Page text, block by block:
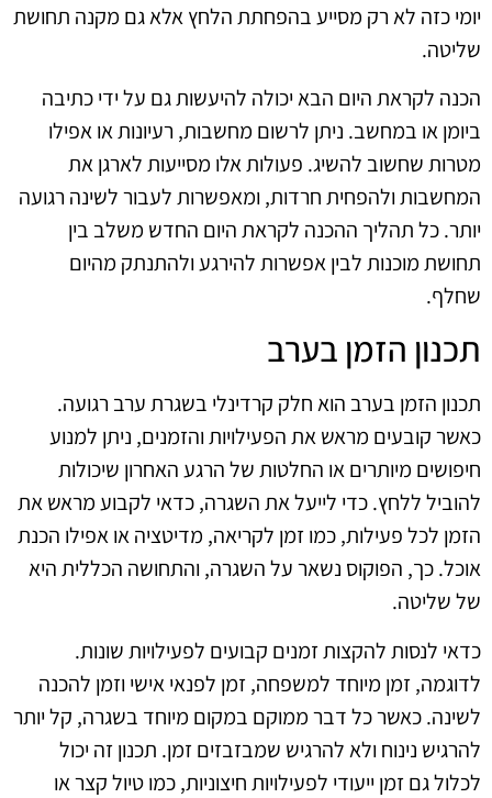
יומי כזה לא רק מסייע בהפחתת הלחץ אלא גם מקנה תחושת
שליטה.
הכנה לקראת היום הבא יכולה להיעשות גם על ידי כתיבה
ביומן או במחשב. ניתן לרשום מחשבות, רעיונות או אפילו
מטרות שחשוב להשיג. פעולות אלו מסייעות לארגן את
המחשבות ולהפחית חרדות, ומאפשרות לעבור לשינה רגועה
יותר. כל תהליך ההכנה לקראת היום החדש משלב בין
תחושת מוכנות לבין אפשרות להירגע ולהתנתק מהיום
שחלף.
תכנון הזמן בערב
תכנון הזמן בערב הוא חלק קרדינלי בשגרת ערב רגועה.
כאשר קובעים מראש את הפעילויות והזמנים, ניתן למנוע
חיפושים מיותרים או החלטות של הרגע האחרון שיכולות
להוביל ללחץ. כדי לייעל את השגרה, כדאי לקבוע מראש את
הזמן לכל פעילות, כמו זמן לקריאה, מדיטציה או אפילו הכנת
אוכל. כך, הפוקוס נשאר על השגרה, והתחושה הכללית היא
של שליטה.
כדאי לנסות להקצות זמנים קבועים לפעילויות שונות.
לדוגמה, זמן מיוחד למשפחה, זמן לפנאי אישי וזמן להכנה
לשינה. כאשר כל דבר ממוקם במקום מיוחד בשגרה, קל יותר
להרגיש נינוח ולא להרגיש שמבזבזים זמן. תכנון זה יכול
לכלול גם זמן ייעודי לפעילויות חיצוניות, כמו טיול קצר או